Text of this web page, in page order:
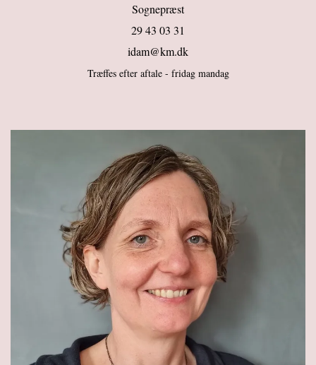
Sognepræst
29 43 03 31
idam@km.dk
Træffes efter aftale - fridag mandag